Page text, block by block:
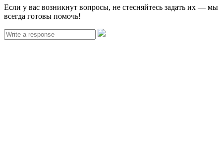
Если у вас возникнут вопросы, не стесняйтесь задать их — мы
всегда готовы помочь!